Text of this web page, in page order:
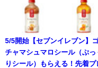
5/5開始【セブンイレブン】
チャマシュマロシール（ぷっ
りシール）もらえる！先着プ